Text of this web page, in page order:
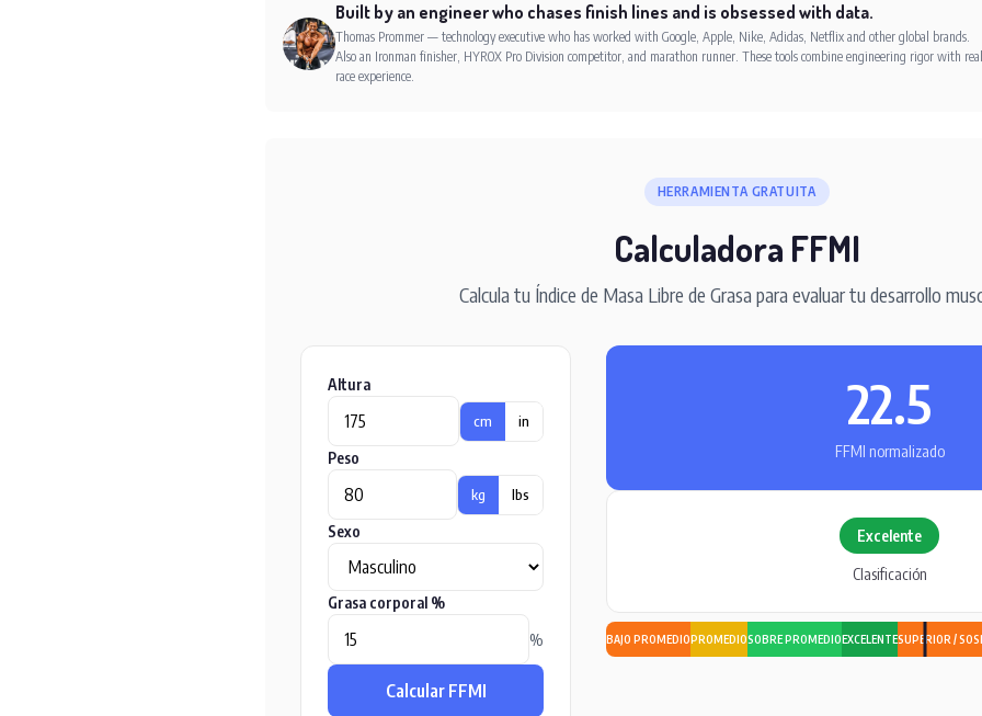
Built by an engineer who chases finish lines and is obsessed with data.
Thomas Prommer — technology executive who has worked with Google, Apple, Nike, Adidas, Netflix and other global brands.
Also an Ironman finisher, HYROX Pro Division competitor, and marathon runner. These tools combine engineering rigor with real
race experience.
HERRAMIENTA GRATUITA
Calculadora FFMI
Calcula tu Índice de Masa Libre de Grasa para evaluar tu desarrollo
Altura
cm in
Peso
kg lbs
Sexo
Grasa corporal %
%
Calcular FFMI
22.5
FFMI normalizado
Excelente
Clasificación
BAJO PROMEDIOPROMEDIOSOBRE PROMEDIOEXCELENTESUPERIOR /